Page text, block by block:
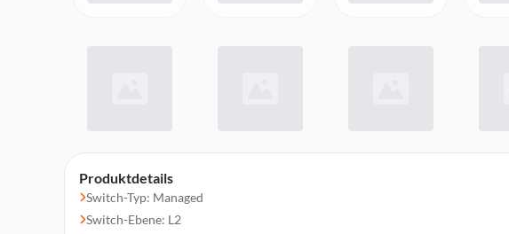
Produktdetails
Switch-Typ: Managed
Switch-Ebene: L2